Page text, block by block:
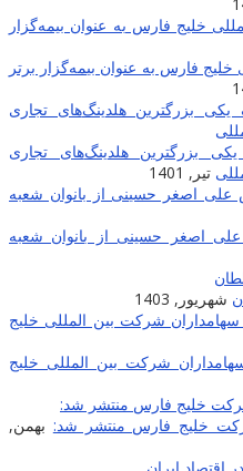
فارس به عنوان بیمه‌گزار برتر
جلسه مشترک مدیرعامل و مالک یکی بزرگترین هلدینگ‌‎های تجاری
تیر, 1401
اصغر حسینی از بانوان شعبه
شهریور, 1403
شرکت بین المللی خلیج
خلیج فارس منتشر شد: بهمن,